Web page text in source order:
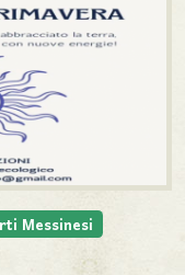
Messinesi